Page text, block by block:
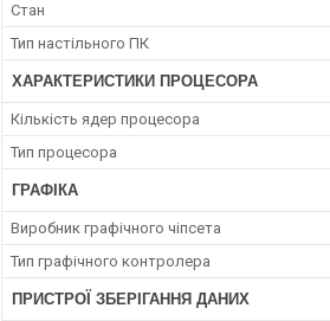
Стан
Тип настільного ПК
ХАРАКТЕРИСТИКИ ПРОЦЕСОРА
Кількість ядер процесора
Тип процесора
ГРАФІКА
Виробник графічного чіпсета
Тип графічного контролера
ПРИСТРОЇ ЗБЕРІГАННЯ ДАНИХ